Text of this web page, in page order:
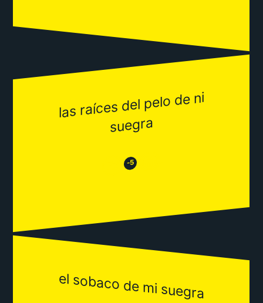
las raíces del pelo de ni
suegra
😒 -5 😂
el sobaco de mi suegra